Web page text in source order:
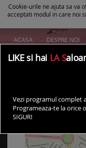
Cookie-urile ne ajuta sa va
acceptati modul in care noi
ACASA DESPRE NOI
AI UN SALON?
LIKE si hai LA S
Vezi programul complet
Programeaza-te la orice
SIGUR!